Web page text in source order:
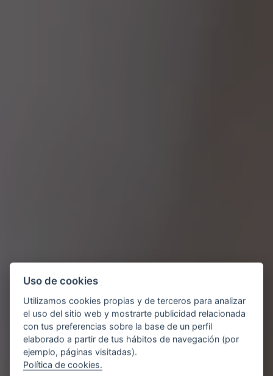
Uso de cookies
Utilizamos cookies propias y de terceros para analizar
el uso del sitio web y mostrarte publicidad relacionada
con tus preferencias sobre la base de un perfil
elaborado a partir de tus hábitos de navegación (por
ejemplo, páginas visitadas).
Política de cookies.